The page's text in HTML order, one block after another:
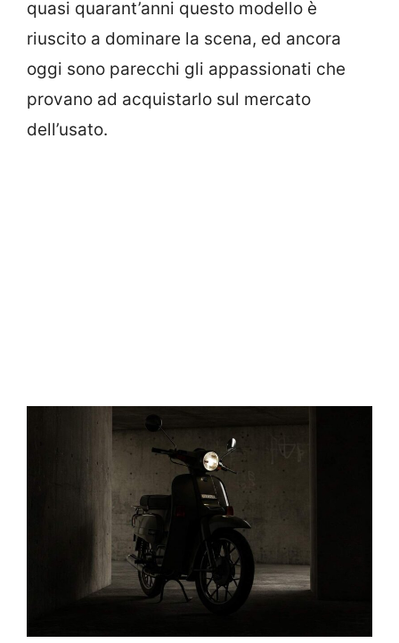
quasi quarant’anni questo modello è
riuscito a dominare la scena, ed ancora
oggi sono parecchi gli appassionati che
provano ad acquistarlo sul mercato
dell’usato.